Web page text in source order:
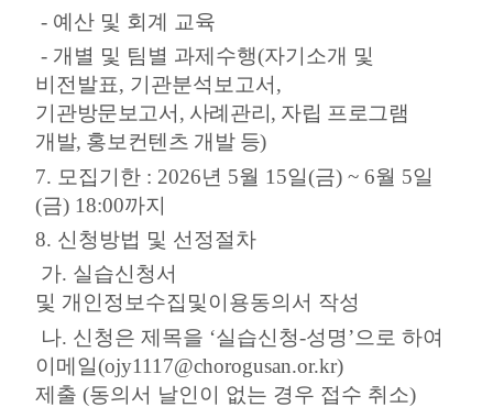
- 예산 및 회계 교육
- 개별 및 팀별 과제수행(자기소개 및
비전발표, 기관분석보고서 ,
기 관방문보고서 , 사례관리 , 자립 프로그램
개발, 홍보컨텐츠 개발 등)
7. 모집기한 : 2026년 5월 15일(금) ~ 6월 5일
(금) 18:00까지
8. 신청방법 및 선정절차
가. 실습신청서
및 개인정보수집및이용동의서 작성
나. 신청은 제목을 ‘실습신청-성명’으로 하여
이메일(ojy1117@chorogusan.or.kr)
제출 (동의서 날인이 없는 경우 접수 취소)